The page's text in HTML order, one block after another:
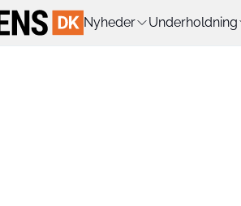
Nyheder Underholdning